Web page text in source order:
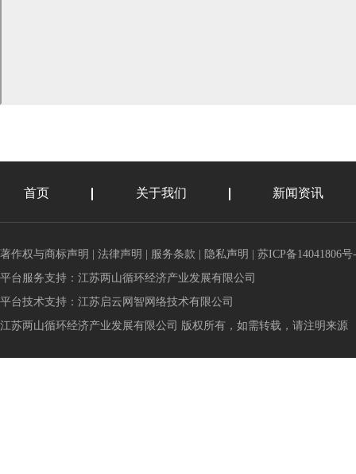
首页 关于我们 新闻资讯
著作权与商标声明 法律声明 服务条款 隐私声明
苏ICP备14041806号
平台服务支持： 江苏两山循环经济产业发展有限公司
平台技术支持： 江苏启云网智网络技术有限公司
江苏两山循环经济产业发展有限公司 版权所有，如需转载，请注明来源